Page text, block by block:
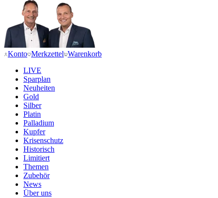
Konto Merkzettel Warenkorb
LIVE
Sparplan
Neuheiten
Gold
Silber
Platin
Palladium
Kupfer
Krisenschutz
Historisch
Limitiert
Themen
Zubehör
News
Über uns